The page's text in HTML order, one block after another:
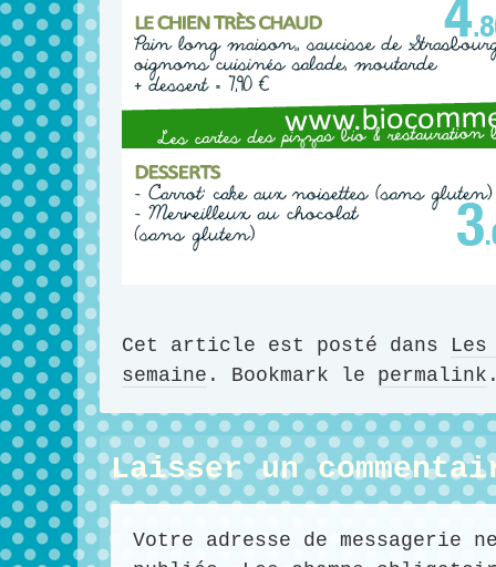
Cet article est posté dans
semaine . Bookmark le permalink
Laisser un
Votre adresse de messagerie